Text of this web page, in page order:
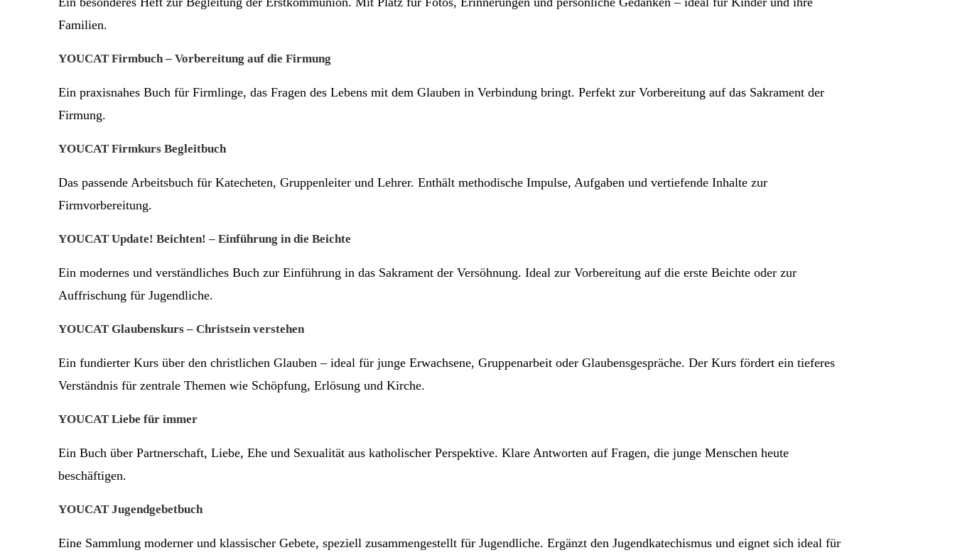
Familien.
YOUCAT Firmbuch – Vorbereitung auf die Firmung
Ein praxisnahes Buch für Firmlinge, das Fragen des Lebens mit dem Glauben in Verbindung bringt. Perfekt zur Vorbereitung auf das Sakrament der
Firmung.
YOUCAT Firmkurs Begleitbuch
Das passende Arbeitsbuch für Katecheten, Gruppenleiter und Lehrer. Enthält methodische Impulse, Aufgaben und vertiefende Inhalte zur
Firmvorbereitung.
YOUCAT Update! Beichten! – Einführung in die Beichte
Ein modernes und verständliches Buch zur Einführung in das Sakrament der Versöhnung. Ideal zur Vorbereitung auf die erste Beichte oder zur
Auffrischung für Jugendliche.
YOUCAT Glaubenskurs – Christsein verstehen
Ein fundierter Kurs über den christlichen Glauben – ideal für junge Erwachsene, Gruppenarbeit oder Glaubensgespräche. Der Kurs fördert ein tieferes
Verständnis für zentrale Themen wie Schöpfung, Erlösung und Kirche.
YOUCAT Liebe für immer
Ein Buch über Partnerschaft, Liebe, Ehe und Sexualität aus katholischer Perspektive. Klare Antworten auf Fragen, die junge Menschen heute
beschäftigen.
YOUCAT Jugendgebetbuch
Eine Sammlung moderner und klassischer Gebete, speziell zusammengestellt für Jugendliche. Ergänzt den Jugendkatechismus und eignet sich ideal für